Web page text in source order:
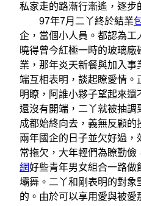
私家走的路漸行漸遙，逐步
97年7月二丫終於結業
企，當個小人員。都認為工
曉得曾今紅極一時的玻璃
業，那年炎天新餐與加入事
端互相表明，談起瞭愛情。
明瞭，阿誰小夥子望起來還
還沒有開端，二丫就被抽
成都始終向去，義無反顧
兩年國企的日子並欠好過
常拖欠，大年輕們為瞭勤儉
網好些青年男女組合一路做
壩舞。二丫和剛表明的對
的。由於可以享用愛與被愛